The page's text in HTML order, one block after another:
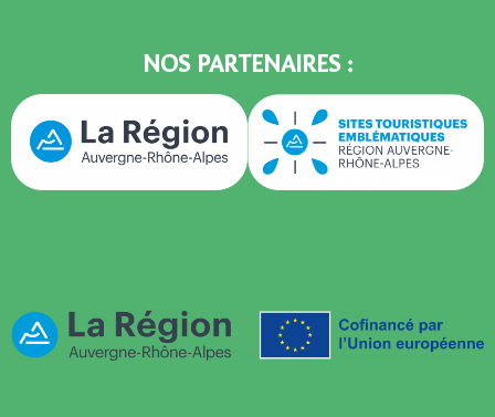
NOS PARTENAIRES :